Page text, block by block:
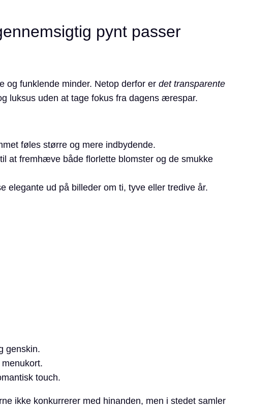
pynt passer
og funklende minder. Netop derfor er det transparente
luksus uden at tage fokus fra dagens ærespar.
føles større og mere indbydende.
at fremhæve både florlette blomster og de smukke
elegante ud på billeder om ti, tyve eller tredive år.
genskin.
touch.
ikke konkurrerer med hinanden, men i stedet samler